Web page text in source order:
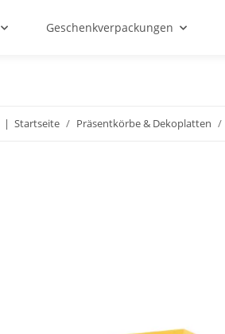
Geschenkverpackungen
Startseite Präsentkörbe & Dekoplatten